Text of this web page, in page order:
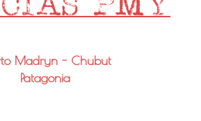
Madryn - Chubut
Patagonia